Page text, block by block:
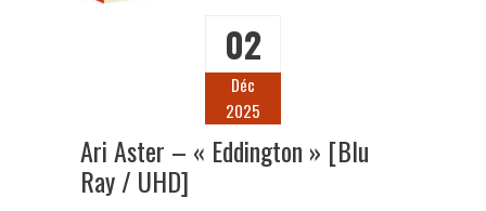
02
Déc
2025
Ari Aster – « Eddington » [Blu
Ray / UHD]